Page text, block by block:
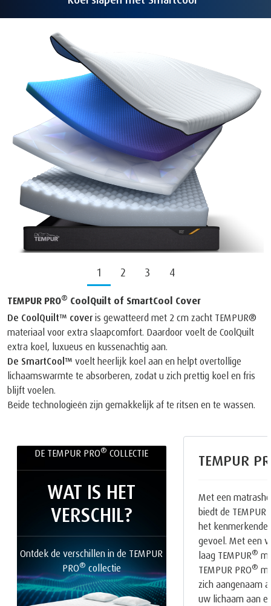
1 2 3 4
TEMPUR PRO® CoolQuilt of SmartCool Cover
De CoolQuilt™ cover is gewatteerd met 2 cm zacht TEMPUR®
materiaal voor extra slaapcomfort. Daardoor voelt de CoolQuilt
extra koel, luxueus en kussenachtig aan.
De SmartCool™ voelt heerlijk koel aan en helpt overtollige
lichaamswarmte te absorberen, zodat u zich prettig koel en fris
blijft voelen.
Beide technologieën zijn gemakkelijk af te ritsen en te wassen.
DE TEMPUR PRO® COLLECTIE
WAT IS HET
VERSCHIL?
Ontdek de verschillen in de TEMPUR
PRO® collectie
TEMPUR
Met een
biedt de TEMPUR
het kenmerkende
gevoel. Met een
laag TEMPUR®
TEMPUR PRO®
zich aangenaam
uw lichaam aan